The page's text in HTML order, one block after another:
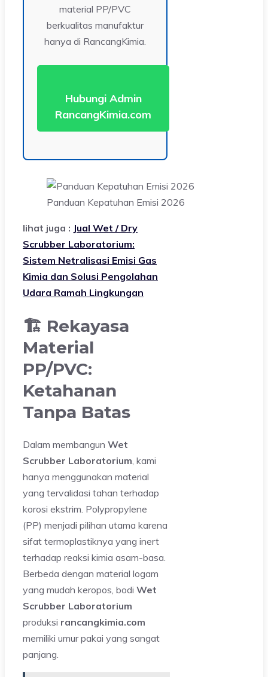
material PP/PVC
berkualitas manufaktur
hanya di RancangKimia.
Hubungi Admin
RancangKimia.com
Panduan Kepatuhan Emisi 2026
lihat juga : Jual Wet / Dry
Scrubber Laboratorium:
Sistem Netralisasi Emisi Gas
Kimia dan Solusi Pengolahan
Udara Ramah Lingkungan
🏗️ Rekayasa
Material
PP/PVC:
Ketahanan
Tanpa Batas
Dalam membangun Wet
Scrubber Laboratorium , kami
hanya menggunakan material
yang tervalidasi tahan terhadap
korosi ekstrim. Polypropylene
(PP) menjadi pilihan utama karena
sifat termoplastiknya yang inert
terhadap reaksi kimia asam-basa.
Berbeda dengan material logam
yang mudah keropos, bodi Wet
Scrubber Laboratorium
produksi rancangkimia.com
memiliki umur pakai yang sangat
panjang.